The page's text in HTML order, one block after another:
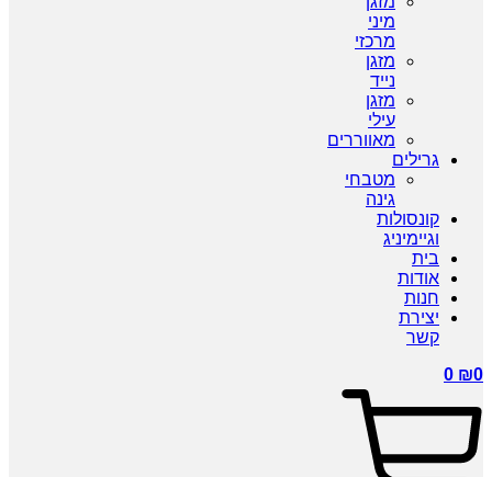
מיני
מרכזי
מזגן
נייד
מזגן
עילי
מאווררים
גרילים
מטבחי
גינה
קונסולות
וגיימיניג
בית
אודות
חנות
יצירת
קשר
₪0
0